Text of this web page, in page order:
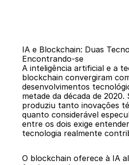
Voltar
IA e Blockchain: Duas
Encontrando-se
A inteligência artificial e a
blockchain convergiram
desenvolvimentos
metade da década de 2020.
produziu tanto inovações
quanto considerável
entre os dois exige
tecnologia realmente
O blockchain oferece à IA